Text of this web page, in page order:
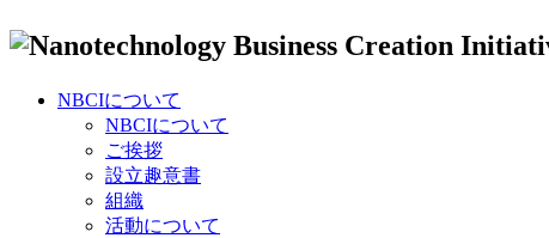
NBCIについて
NBCIについて
ご挨拶
設立趣意書
組織
活動について